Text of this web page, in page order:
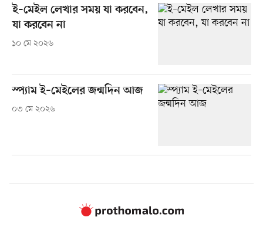
ই–মেইল লেখার সময় যা করবেন,
যা করবেন না
১০ মে ২০২৬
স্প্যাম ই–মেইলের জন্মদিন আজ
০৩ মে ২০২৬